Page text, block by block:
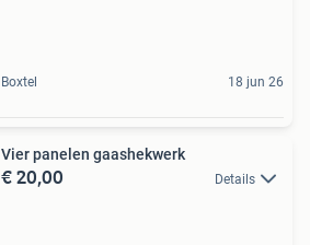
Boxtel 18 jun 26
Vier panelen gaashekwerk
€ 20,00 Details